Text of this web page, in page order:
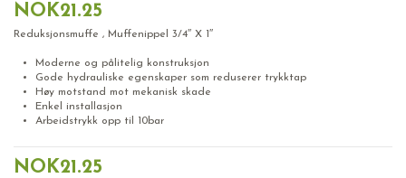
NOK21.25
Reduksjonsmuffe , Muffenippel 3/4″ X 1″
Moderne og pålitelig konstruksjon
Gode hydrauliske egenskaper som reduserer trykktap
Høy motstand mot mekanisk skade
Enkel installasjon
Arbeidstrykk opp til 10bar
NOK21.25